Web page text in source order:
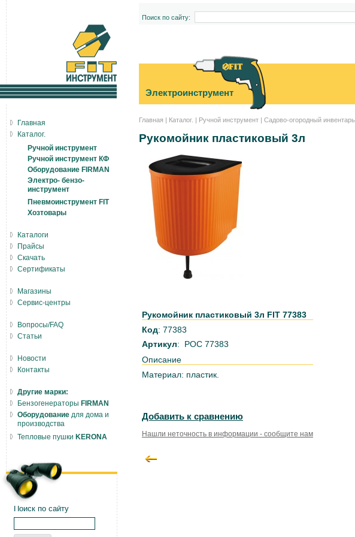
Поиск по сайту:
Электроинструмент
Главная | Каталог. | Ручной инструмент | Садово-огородный инвентарь
Рукомойник пластиковый 3л
Рукомойник пластиковый 3л FIT 77383
Код: 77383
Артикул: РОС 77383
Описание
Материал: пластик.
Добавить к сравнению
Нашли неточность в информации - сообщите нам
Главная
Каталог.
Ручной инструмент
Ручной инструмент КФ
Оборудование FIRMAN
Электро- бензо-
инструмент
Пневмоинструмент FIT
Хозтовары
Каталоги
Прайсы
Скачать
Сертификаты
Магазины
Сервис-центры
Вопросы/FAQ
Статьи
Новости
Контакты
Другие марки:
Бензогенераторы FIRMAN
Оборудование для дома и
производства
Тепловые пушки KERONA
Поиск по сайту